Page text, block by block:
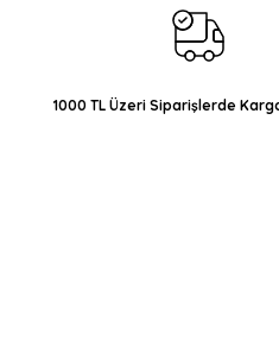
Ürün fiyatı diğer sitelerden daha
Bu ürüne benzer farklı
1000 TL Üzeri Siparişlerde